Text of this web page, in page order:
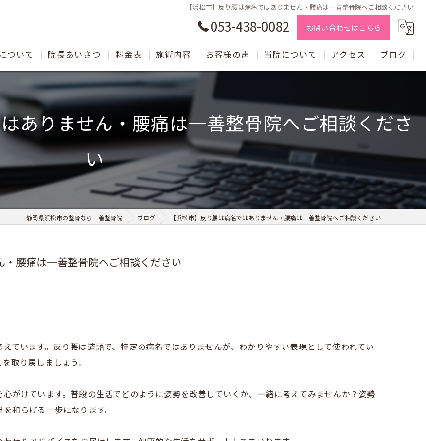
【浜松市】反り腰は病名ではありません・腰痛は一善整骨院へご相談ください
053-438-0082 お問い合わせはこちら
ついて 院長あいさつ 料金表 施術内容 お客様の声 当院について
腰痛施術
小顔矯正
片頭痛
アクセス ブログ
ありません・腰痛は一善整骨院へご相談くださ
い
静岡県浜松市の整骨なら一善整骨院 ブログ 【浜松市】反り腰は病名ではありません・腰痛は一善整骨院へご相談ください
・腰痛は一善整骨院へご相談ください
ています。反り腰は造語で、特定の病名ではありませんが、わかりやすい表現として使われてい
取り戻しましょう。
がけています。普段の生活でどのように姿勢を改善していくか、一緒に考えてみませんか？姿勢
和らげる一歩になります。